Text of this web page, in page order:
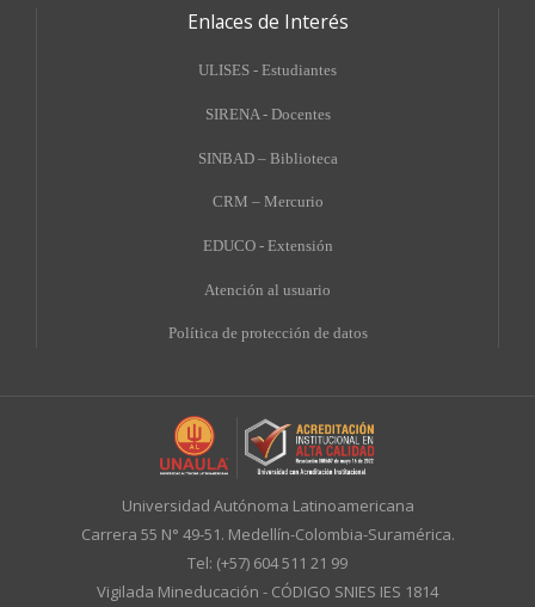
Enlaces de Interés
ULISES - Estudiantes
SIRENA - Docentes
SINBAD – Biblioteca
CRM – Mercurio
EDUCO - Extensión
Atención al usuario
Política de protección de datos
Universidad Autónoma Latinoamericana
Carrera 55 N° 49-51. Medellín-Colombia-Suramérica.
Tel: (+57) 604 511 21 99
Vigilada Mineducación - CÓDIGO SNIES IES 1814